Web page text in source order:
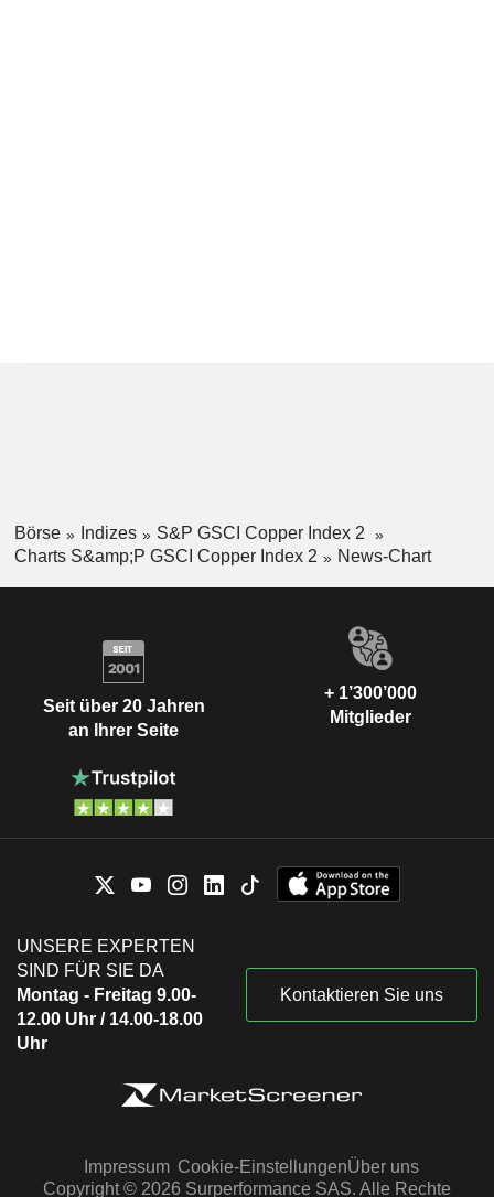
Börse Indizes
S&P GSCI Copper Index 2
Charts S&amp;P GSCI Copper Index 2
News-Chart
Seit über 20 Jahren
an Ihrer Seite
+ 1’300’000
Mitglieder
UNSERE EXPERTEN
SIND FÜR SIE DA
Montag - Freitag 9.00-
12.00 Uhr / 14.00-18.00
Uhr
Kontaktieren Sie uns
Impressum Cookie-EinstellungenÜber uns
Copyright © 2026 Surperformance SAS. Alle Rechte